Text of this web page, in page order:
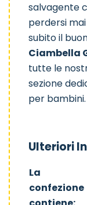
salvagente
perdersi
subito il
Ciambella
tutte le
sezione
per bambini.
Ulteriori
La
confezione